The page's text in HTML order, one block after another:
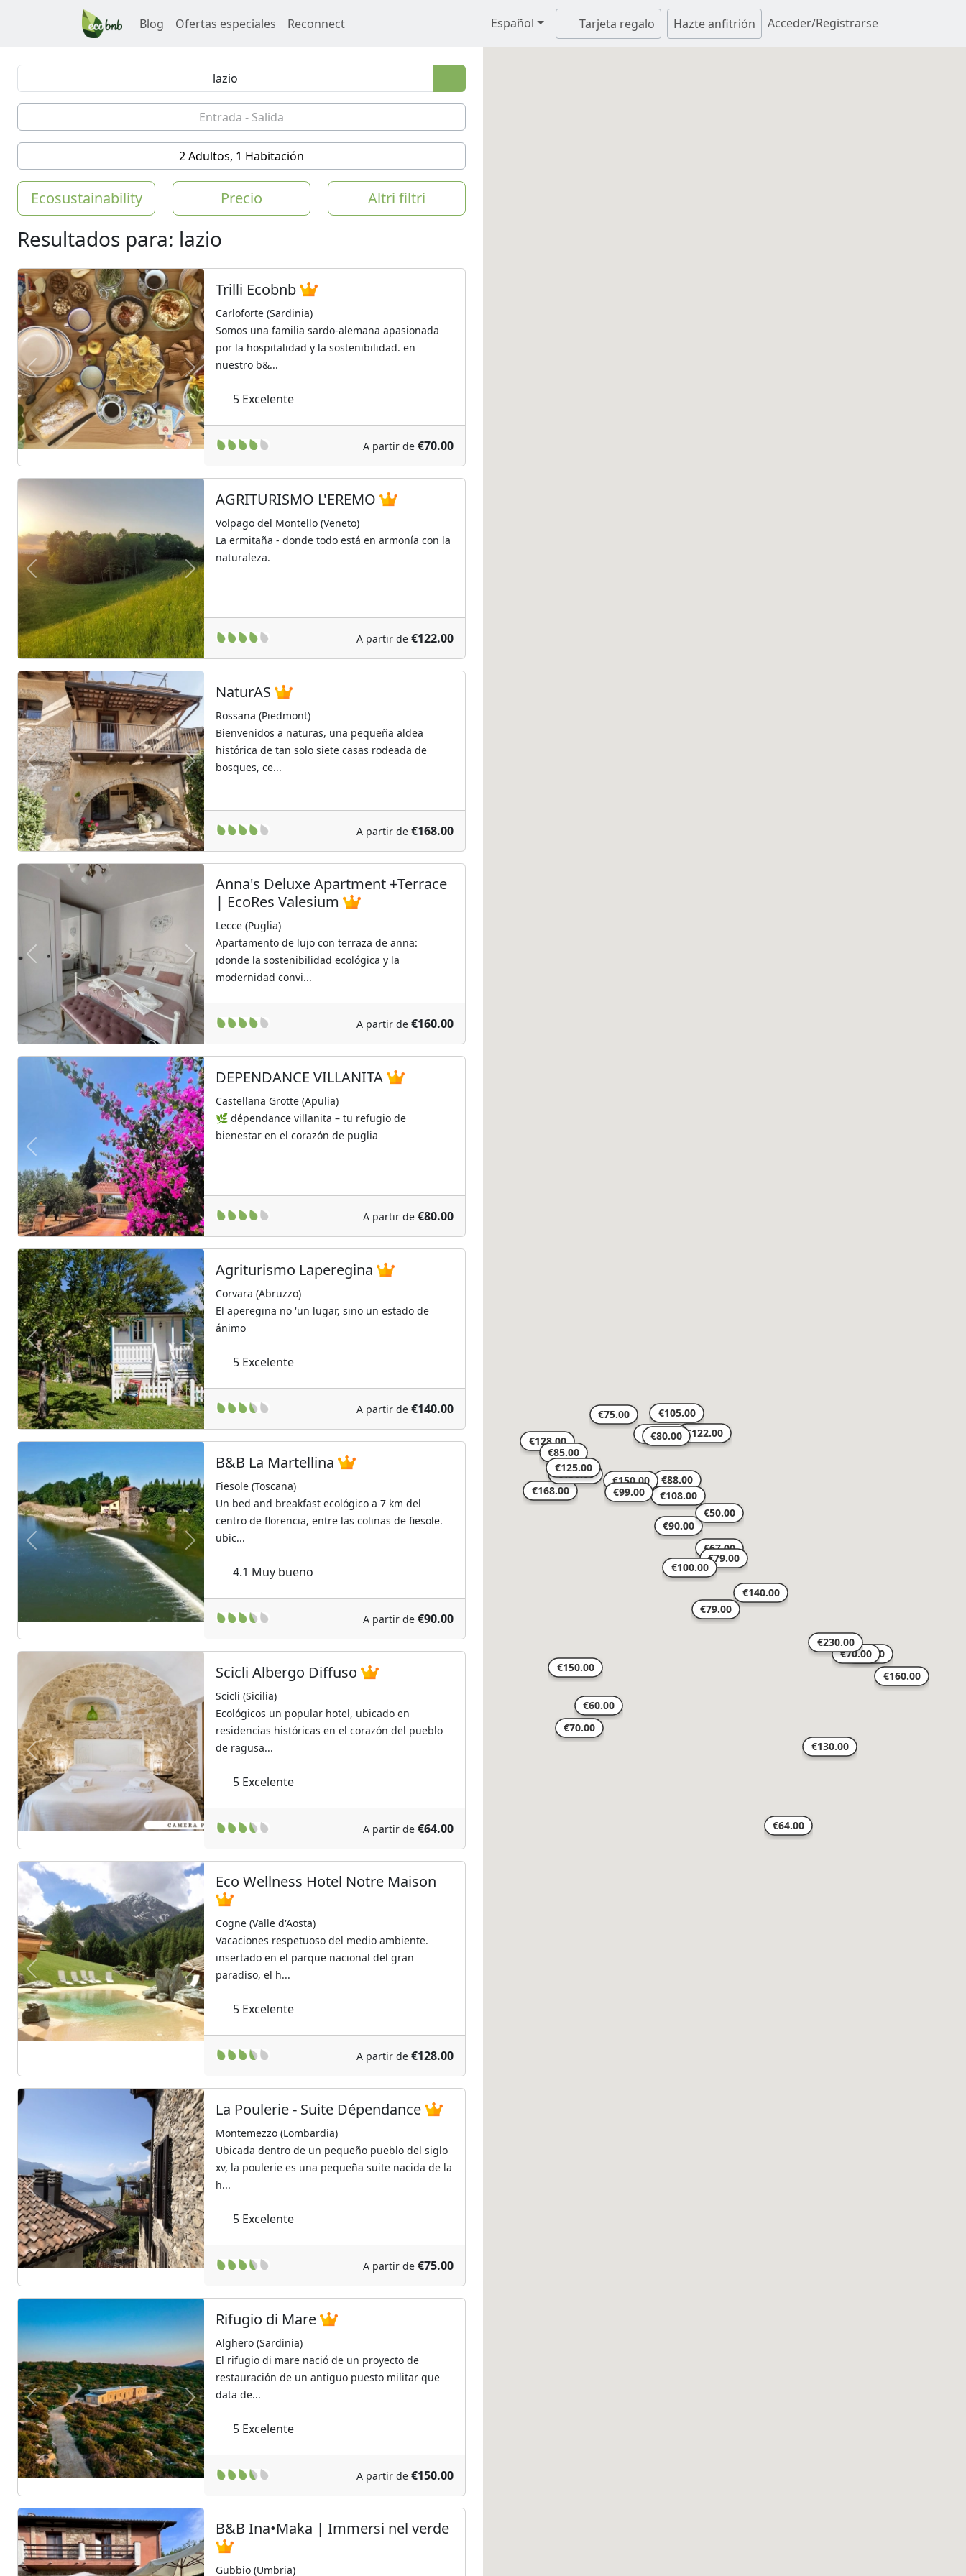
Blog Ofertas especiales Reconnect Español Tarjeta regalo Hazte anfitrión Acceder/Registrarse
2 Adultos, 1 Habitación
Ecosustainability Precio Altri filtri
Resultados para: lazio
Previous Next
Trilli Ecobnb
Carloforte (Sardinia)
Somos una familia sardo-alemana apasionada
por la hospitalidad y la sostenibilidad. en
nuestro b&...
5 Excelente
A partir de €70.00
Previous Next
AGRITURISMO L'EREMO
Volpago del Montello (Veneto)
La ermitaña - donde todo está en armonía con la
naturaleza.
A partir de €122.00
Previous Next
NaturAS
Rossana (Piedmont)
Bienvenidos a naturas, una pequeña aldea
histórica de tan solo siete casas rodeada de
bosques, ce...
A partir de €168.00
Previous Next
Anna's Deluxe Apartment +Terrace
| EcoRes Valesium
Lecce (Puglia)
Apartamento de lujo con terraza de anna:
¡donde la sostenibilidad ecológica y la
modernidad convi...
A partir de €160.00
Previous Next
DEPENDANCE VILLANITA
Castellana Grotte (Apulia)
🌿 dépendance villanita – tu refugio de
bienestar en el corazón de puglia
A partir de €80.00
Previous Next
Agriturismo Laperegina
Corvara (Abruzzo)
El aperegina no 'un lugar, sino un estado de
ánimo
5 Excelente
A partir de €140.00
Previous Next
B&B La Martellina
Fiesole (Toscana)
Un bed and breakfast ecológico a 7 km del
centro de florencia, entre las colinas de fiesole.
ubic...
4.1 Muy bueno
A partir de €90.00
Previous Next
Scicli Albergo Diffuso
Scicli (Sicilia)
Ecológicos un popular hotel, ubicado en
residencias históricas en el corazón del pueblo
de ragusa...
5 Excelente
A partir de €64.00
Previous Next
Eco Wellness Hotel Notre Maison
Cogne (Valle d'Aosta)
Vacaciones respetuoso del medio ambiente.
insertado en el parque nacional del gran
paradiso, el h...
5 Excelente
A partir de €128.00
Previous Next
La Poulerie - Suite Dépendance
Montemezzo (Lombardia)
Ubicada dentro de un pequeño pueblo del siglo
xv, la poulerie es una pequeña suite nacida de la
h...
5 Excelente
A partir de €75.00
Previous Next
Rifugio di Mare
Alghero (Sardinia)
El rifugio di mare nació de un proyecto de
restauración de un antiguo puesto militar que
data de...
5 Excelente
A partir de €150.00
B&B Ina•Maka | Immersi nel verde
Gubbio (Umbria)